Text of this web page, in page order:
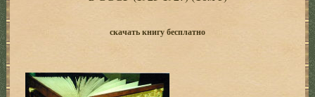
скачать книгу бесплатно